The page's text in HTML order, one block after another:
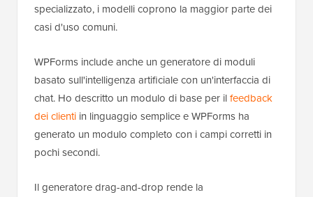
specializzato, i modelli coprono la maggior parte dei
casi d'uso comuni.
WPForms include anche un generatore di moduli
basato sull'intelligenza artificiale con un'interfaccia di
chat. Ho descritto un modulo di base per ilfeedback
dei clienti in linguaggio semplice e WPForms ha
generato un modulo completo con i campi corretti in
pochi secondi.
Il generatore drag-and-drop rende la